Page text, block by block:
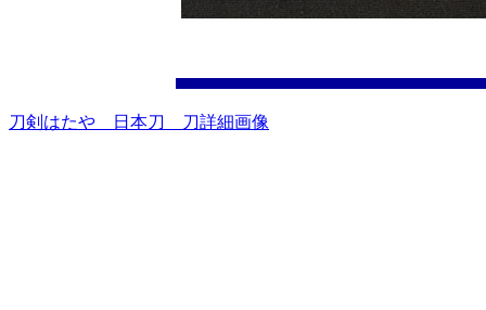
刀剣はたや 日本刀 刀詳細画像